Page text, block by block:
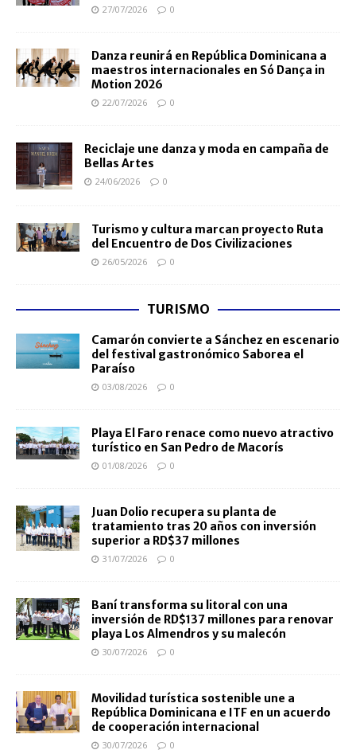
27/07/2026 0
Danza reunirá en República Dominicana a
maestros internacionales en Só Dança in
Motion 2026
22/07/2026 0
Reciclaje une danza y moda en campaña de
Bellas Artes
24/06/2026 0
Turismo y cultura marcan proyecto Ruta
del Encuentro de Dos Civilizaciones
26/05/2026 0
TURISMO
Camarón convierte a Sánchez en escenario
del festival gastronómico Saborea el
Paraíso
03/08/2026 0
Playa El Faro renace como nuevo atractivo
turístico en San Pedro de Macorís
01/08/2026 0
Juan Dolio recupera su planta de
tratamiento tras 20 años con inversión
superior a RD$37 millones
31/07/2026 0
Baní transforma su litoral con una
inversión de RD$137 millones para renovar
playa Los Almendros y su malecón
30/07/2026 0
Movilidad turística sostenible une a
República Dominicana e ITF en un acuerdo
de cooperación internacional
30/07/2026 0